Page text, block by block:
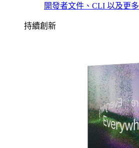
開發者文件、CLI 以及更多
持續創新